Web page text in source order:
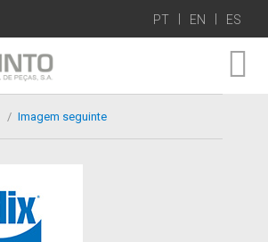
PT EN ES
Imagem seguinte